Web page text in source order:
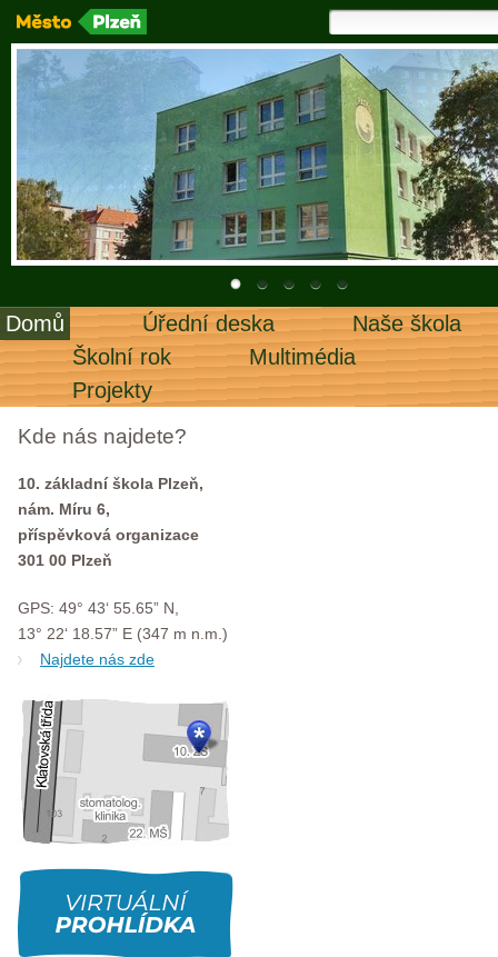
Domů Úřední deska
Naše škola
Školní rok
Multimédia
Projekty
Kde nás najdete?
10. základní škola Plzeň,
nám. Míru 6,
příspěvková organizace
301 00 Plzeň
GPS: 49° 43‘ 55.65” N,
13° 22‘ 18.57” E (347 m n.m.)
Najdete nás zde